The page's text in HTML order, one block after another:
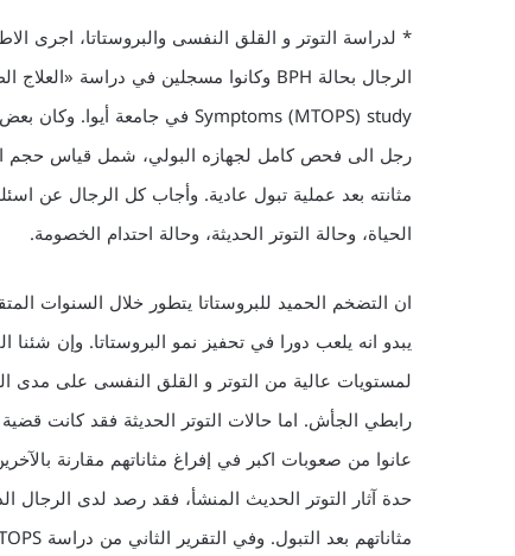
رجل الى فحص كامل لجهازه البولي، شمل قياس حجم
مثانته بعد عملية تبول عادية. وأجاب كل الرجال عن
الحياة، وحالة التوتر الحديثة، وحالة احتدام الخصومة.
ان التضخم الحميد للبروستاتا يتطور خلال السنوات
يبدو انه يلعب دورا في تحفيز نمو البروستاتا. وإن شئنا
لمستويات عالية من التوتر و القلق النفسى على مدى
رابطي الجأش. اما حالات التوتر الحديثة فقد كانت
عانوا من صعوبات اكبر في إفراغ مثاناتهم مقارنة
حدة آثار التوتر الحديث المنشأ، فقد رصد لدى الرجال